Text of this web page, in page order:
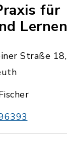
für
Lernen
Straße 18,